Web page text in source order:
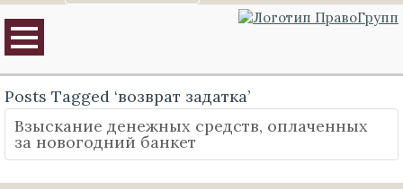
Posts Tagged ‘возврат задатка’
Взыскание денежных средств, оплаченных
за новогодний банкет